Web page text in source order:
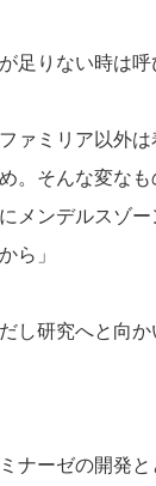
足りない時は呼
ァミリア以外
。そんな変な
メンデルスゾ
ら」
し研究へと向か
ナーゼの開発